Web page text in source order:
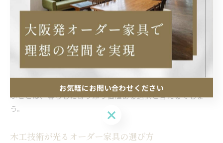
オーダー家具で無垢材を選ぶ最大のメリットは、素材本来の
温もりや経年変化を楽しめる点です。無垢材は一つひとつ表
情が異なり、年月とともに深みが増します。例えば、リビン
グのテーブルや収納棚に無垢材を使うことで、家族の成長と
ともに家具も味わいを増し、長く愛用できるインテリアとな
ります。こうした素材の魅力は、既製品では得られない特別
感をもたらします。結果として、オーダー家具に無垢材を選
ぶことは、暮らしに寄り添う価値ある選択と言えるでしょ
う。
木工技術が光るオーダー家具の選び方
お気軽にお問い合わせください
お気軽にお問い合わせください